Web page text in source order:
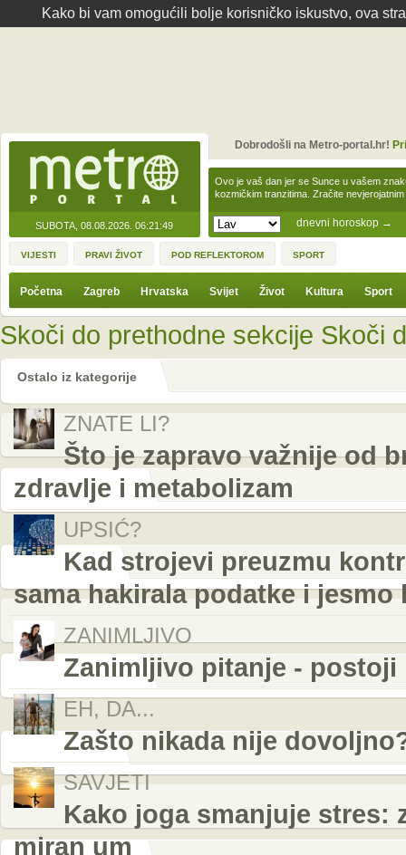
Kako bi vam omogućili bolje korisničko iskustvo, ova
SUBOTA, 08.08.2026. 06:21:49 dnevni horoskop →
Ovo je vaš dan jer se Sunce u vašem
kozmičkim tranzitima. Zračite
Dobrodošli na Metro-portal.hr!
VIJESTI PRAVI ŽIVOT POD REFLEKTOROM SPORT
Početna Zagreb Hrvatska Svijet Život Kultura Sport
Skoči do prethodne sekcije Skoči
Ostalo iz kategorije
ZNATE LI?
Što je zapravo važnije od
zdravlje i metabolizam
UPSIĆ?
Kad strojevi preuzmu
sama hakirala podatke i
ZANIMLJIVO
Zanimljivo pitanje -
EH, DA...
Zašto nikada nije
SAVJETI
Kako joga smanjuje stres:
miran um